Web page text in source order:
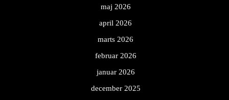
maj 2026
april 2026
marts 2026
februar 2026
januar 2026
december 2025